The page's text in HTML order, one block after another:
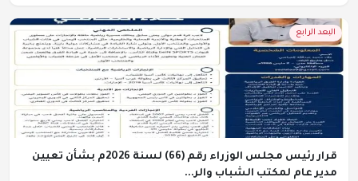
البعد الرابع
قرار رئيس مجلس الوزراء رقم (66) لسنة 2026م بشأن تعيين
مدير عام لمكتب الشباب والر...